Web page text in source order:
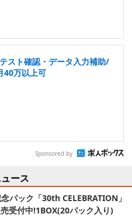
スト確認・データ入力補助/
40万以上可
Sponsored by
ース
パック「30th CELEBRATION」
受付中!1BOX(20パック入り)